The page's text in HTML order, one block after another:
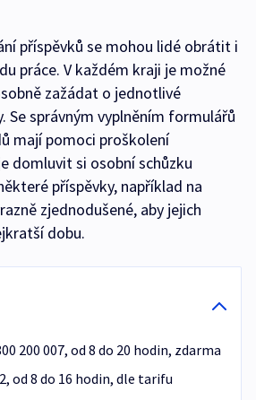
příspěvků se mohou lidé obrátit i
práce. V každém kraji je možné
zažádat o jednotlivé
Se správným vyplněním formulářů
mají pomoci proškolení
domluvit si osobní schůzku
příspěvky, například na
zjednodušené, aby jejich
dobu.
200 007, od 8 do 20 hodin, zdarma
od 8 do 16 hodin, dle tarifu